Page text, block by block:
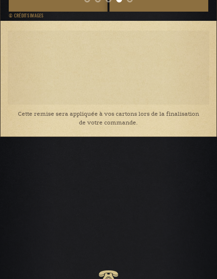
© CRÉDITS IMAGES
Cette remise sera appliquée à vos cartons lors de la finalisation
de votre commande.